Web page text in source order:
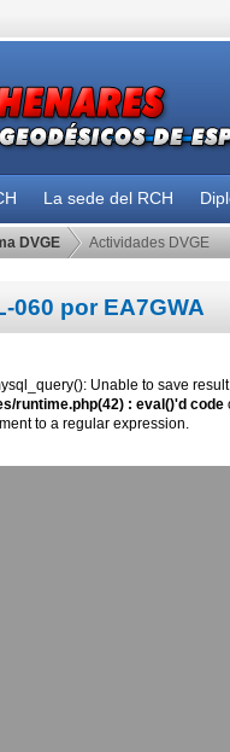
La sede del RCH
DVGE Actividades DVGE
060 por EA7GWA
Unable to save
runtime.php(42) : eval()'d code
to a regular expression.